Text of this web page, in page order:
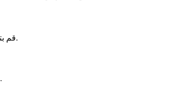
قم بتجديد تصريح الإقامة الخاص بك بسهولة. سجل الدخول إلى موقع المحافظة عبر الإنترنت. اختر التاريخ والساعة لموعدك.
أشهر. ابق في فرنسا واستمر في العمل بفضل شهادتك. إنها تسمح لك بتمديد إقامتك.